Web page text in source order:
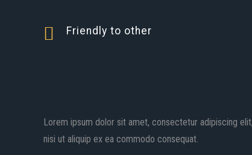
Friendly to other
Lorem ipsum dolor sit amet, consectetur adipiscing
nisi ut aliquip ex ea commodo consequat.